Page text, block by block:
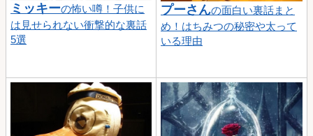
ミッキーの怖い噂！子供に
は見せられない衝撃的な裏話
5選
プーさんの面白い裏話まと
め！はちみつの秘密や太って
いる理由